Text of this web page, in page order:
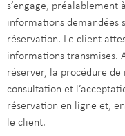
s’engage,
informations demandées
réservation. Le client
informations transmises.
réserver, la procédure
consultation et
réservation en ligne et,
le client.